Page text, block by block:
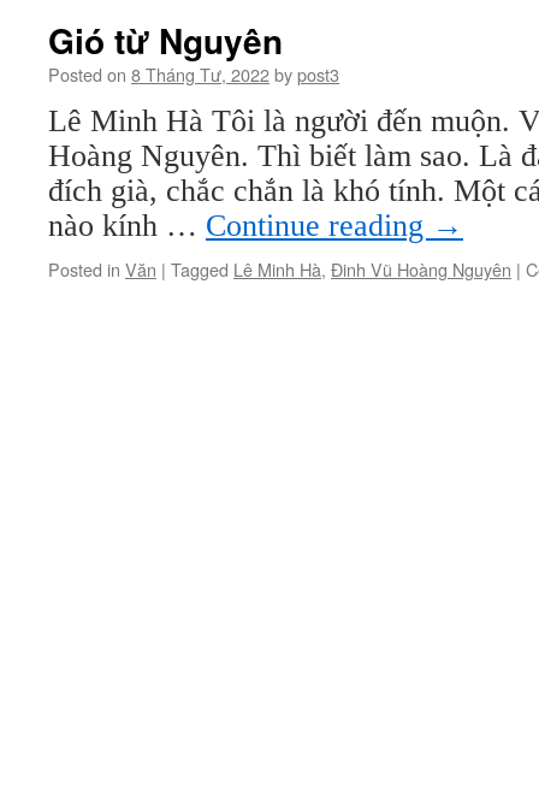
Gió từ Nguyên
Posted on 8 Tháng Tư, 2022bypost3
Lê Minh Hà Tôi là người đến muộn.
Hoàng Nguyên. Thì biết làm sao. Là
đích già, chắc chắn là khó tính. Một
nào kính … Continue reading →
Posted in Văn | Tagged Lê Minh Hà, Đinh Vũ Hoàng Nguyên |